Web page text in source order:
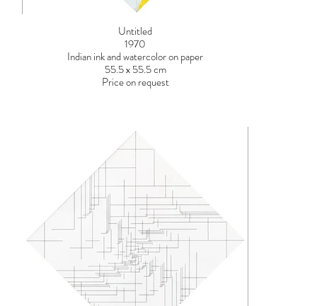
Untitled
1970
Indian ink and watercolor on paper
55.5 x 55.5 cm
Price on request